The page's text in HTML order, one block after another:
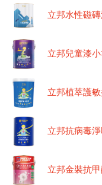
立邦水性磁磚
立邦兒童漆
立邦植萃護
立邦抗病毒
立邦金裝抗